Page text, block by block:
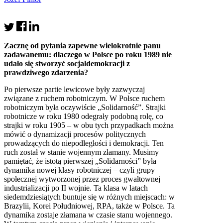
Zacznę od pytania zapewne wielokrotnie panu
zadawanemu: dlaczego w Polsce po roku 1989 nie
udało się stworzyć socjaldemokracji z
prawdziwego zdarzenia?
Po pierwsze partie lewicowe były zazwyczaj
związane z ruchem robotniczym. W Polsce ruchem
robotniczym była oczywiście „Solidarność”. Strajki
robotnicze w roku 1980 odegrały podobną rolę, co
strajki w roku 1905 – w obu tych przypadkach można
mówić o dynamizacji procesów politycznych
prowadzących do niepodległości i demokracji. Ten
ruch został w stanie wojennym złamany. Musimy
pamiętać, że istotą pierwszej „Solidarności” była
dynamika nowej klasy robotniczej – czyli grupy
społecznej wytworzonej przez proces gwałtownej
industrializacji po II wojnie. Ta klasa w latach
siedemdziesiątych buntuje się w różnych miejscach: w
Brazylii, Korei Południowej, RPA, także w Polsce. Ta
dynamika zostaje złamana w czasie stanu wojennego.